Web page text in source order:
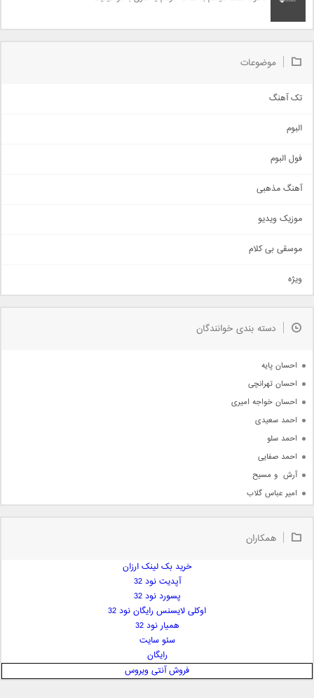
موضوعات
تک آهنگ
اجتماعی
حماسی
سنتی
اهنگ بندرعباسی
دمو
مذهبی
جدیدترین ها
البوم
فول البوم
آهنگ مذهبی
موزیک ویدیو
موسقی بی کلام
ویژه
دسته بندی خوانندگان
احسان پایه
احسان تهرانچی
احسان خواجه امیری
احمد سعیدی
احمد سلو
احمد صفایی
آرش  و مسیح
امیر عباس گلاب
امیر علی
ایمان غلامی
همکاران
خرید بک لینک ارزان
آپدیت نود 32
پسورد نود 32
اوکلی لایسنس رایگان نود 32
همیار نود 32
سئو سایت
رایگان
فروش آنتی ویروس